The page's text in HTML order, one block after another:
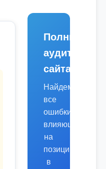
Полный
аудит
сайта
Найдем
все
ошибки,
влияющие
на
позиции
в